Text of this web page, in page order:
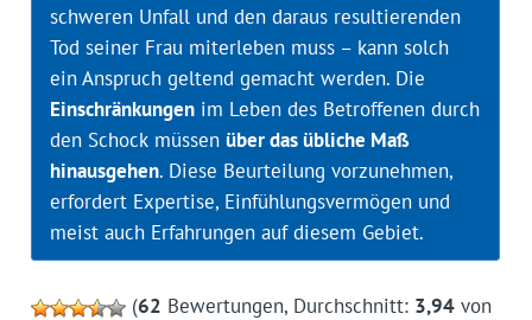
schweren Unfall und den daraus resultierenden
Tod seiner Frau miterleben muss – kann solch
ein Anspruch geltend gemacht werden. Die
Einschränkungenim Leben des Betroffenen durch
den Schock müssen über das übliche Maß
hinausgehen. Diese Beurteilung vorzunehmen,
erfordert Expertise, Einfühlungsvermögen und
meist auch Erfahrungen auf diesem Gebiet.
(62 Bewertungen, Durchschnitt: 3,94von